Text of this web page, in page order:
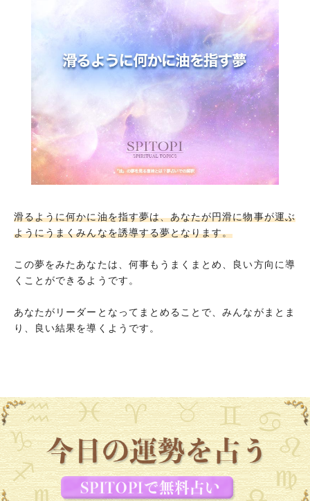
滑るように何かに油を指す夢は、あなたが円滑に物事が運ぶ
ようにうまくみんなを誘導する夢となります。
この夢をみたあなたは、何事もうまくまとめ、良い方向に導
くことができるようです。
あなたがリーダーとなってまとめることで、みんながまとま
り、良い結果を導くようです。